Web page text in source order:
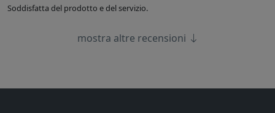
Soddisfatta del prodotto e del servizio.
mostra altre recensioni